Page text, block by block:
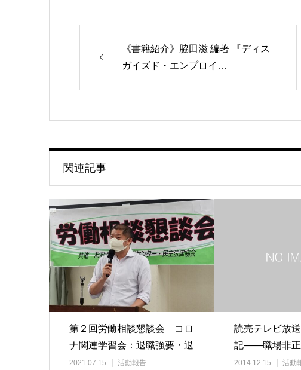
《書籍紹介》脇田滋 編著 『ディス
ガイズド・エンプロイ…
関連記事
第２回労働相談懇談会 コロ
ナ関連学習会：退職強要・退
職勧奨について
2021.07.15 活動報告
読売テレビ放
記――職場非正
ト①
2014.12.15 活動